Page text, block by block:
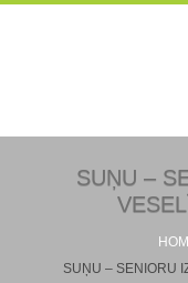
SUŅU –
SUŅU – SENIORU